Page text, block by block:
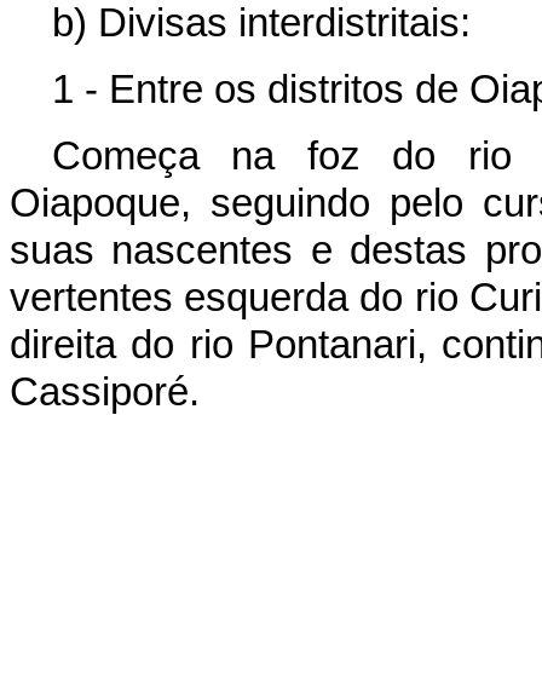
b) Divisas interdistritais:
1 - Entre os distritos de
Começa na foz do rio
Oiapoque, seguindo pelo
suas nascentes e destas
vertentes esquerda do rio
direita do rio Pontanari,
Cassiporé.